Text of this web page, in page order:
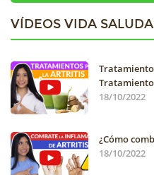
VÍDEOS VIDA
18/10/2022
¿Cómo
18/10/2022